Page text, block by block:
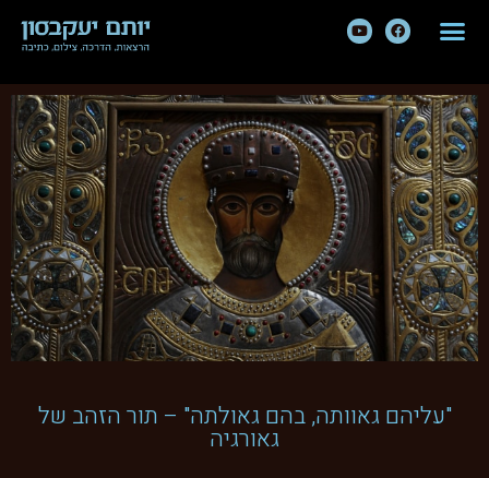
"עליהם גאוותה, בהם גאולתה" – תור הזהב של
גאורגיה